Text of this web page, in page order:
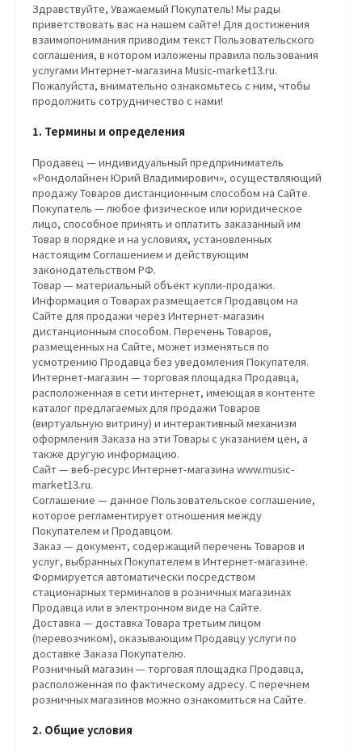
Здравствуйте, Уважаемый Покупатель! Мы рады
приветствовать вас на нашем сайте! Для достижения
взаимопонимания приводим текст Пользовательского
соглашения, в котором изложены правила пользования
услугами Интернет-магазина Music-market13.ru.
Пожалуйста, внимательно ознакомьтесь с ним, чтобы
продолжить сотрудничество с нами!
1. Термины и определения
Продавец — индивидуальный предприниматель
«Рондолайнен Юрий Владимирович», осуществляющий
продажу Товаров дистанционным способом на Сайте.
Покупатель — любое физическое или юридическое
лицо, способное принять и оплатить заказанный им
Товар в порядке и на условиях, установленных
настоящим Соглашением и действующим
законодательством РФ.
Товар — материальный объект купли-продажи.
Информация о Товарах размещается Продавцом на
Сайте для продажи через Интернет-магазин
дистанционным способом. Перечень Товаров,
размещенных на Сайте, может изменяться по
усмотрению Продавца без уведомления Покупателя.
Интернет-магазин — торговая площадка Продавца,
расположенная в сети интернет, имеющая в контенте
каталог предлагаемых для продажи Товаров
(виртуальную витрину) и интерактивный механизм
оформления Заказа на эти Товары с указанием цен, а
также другую информацию.
Сайт — веб-ресурс Интернет-магазина www.music-
market13.ru.
Соглашение — данное Пользовательское соглашение,
которое регламентирует отношения между
Покупателем и Продавцом.
Заказ — документ, содержащий перечень Товаров и
услуг, выбранных Покупателем в Интернет-магазине.
Формируется автоматически посредством
стационарных терминалов в розничных магазинах
Продавца или в электронном виде на Сайте.
Доставка — доставка Товара третьим лицом
(перевозчиком), оказывающим Продавцу услуги по
доставке Заказа Покупателю.
Розничный магазин — торговая площадка Продавца,
расположенная по фактическому адресу. С перечнем
розничных магазинов можно ознакомиться на Сайте.
2. Общие условия